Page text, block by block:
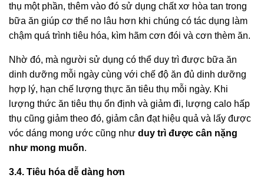
thụ một phần, thêm vào đó sử dụng chất xơ hòa tan trong
bữa ăn giúp cơ thể no lâu hơn khi chúng có tác dụng làm
chậm quá trình tiêu hóa, kìm hãm cơn đói và cơn thèm ăn.
Nhờ đó, mà người sử dụng có thể duy trì được bữa ăn
dinh dưỡng mỗi ngày cùng với chế độ ăn đủ dinh dưỡng
hợp lý, hạn chế lượng thực ăn tiêu thụ mỗi ngày. Khi
lượng thức ăn tiêu thụ ổn định và giảm đi, lượng calo hấp
thụ cũng giảm theo đó, giảm cân đạt hiệu quả và lấy được
vóc dáng mong ước cũng như duy trì được cân nặng
như mong muốn.
3.4. Tiêu hóa dễ dàng hơn